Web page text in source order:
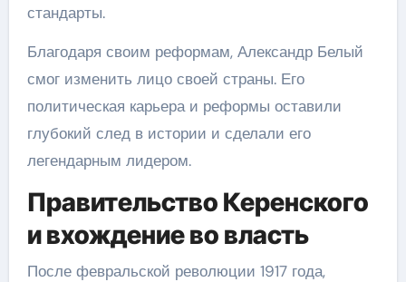
стандарты.
Благодаря своим реформам, Александр Белый
смог изменить лицо своей страны. Его
политическая карьера и реформы оставили
глубокий след в истории и сделали его
легендарным лидером.
Правительство Керенского
и вхождение во власть
После февральской революции 1917 года,